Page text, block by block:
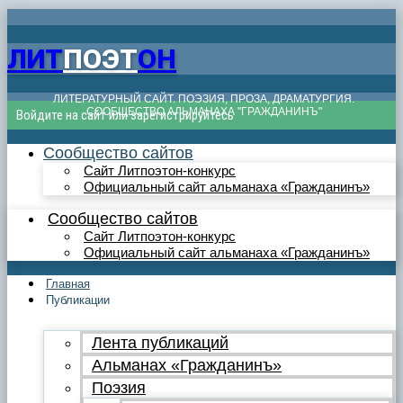
ЛИТПОЭТОН
ЛИТЕРАТУРНЫЙ САЙТ. ПОЭЗИЯ, ПРОЗА, ДРАМАТУРГИЯ.
СООБЩЕСТВО АЛЬМАНАХА "ГРАЖДАНИНЪ"
Войдите на сайт или зарегистрируйтесь
Сообщество сайтов
Сайт Литпоэтон-конкурс
Официальный сайт альманаха «Гражданинъ»
Сообщество сайтов
Сайт Литпоэтон-конкурс
Официальный сайт альманаха «Гражданинъ»
Главная
Публикации
Лента публикаций
Альманах «Гражданинъ»
Поэзия